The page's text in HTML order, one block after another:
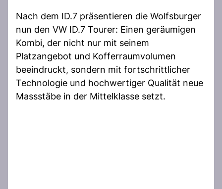
Nach dem ID.7 präsentieren die Wolfsburger
nun den VW ID.7 Tourer: Einen geräumigen
Kombi, der nicht nur mit seinem
Platzangebot und Kofferraumvolumen
beeindruckt, sondern mit fortschrittlicher
Technologie und hochwertiger Qualität neue
Massstäbe in der Mittelklasse setzt.